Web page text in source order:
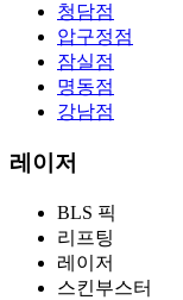
청담점
압구정점
잠실점
명동점
강남점
레이저
BLS 픽
리프팅
레이저
스킨부스터